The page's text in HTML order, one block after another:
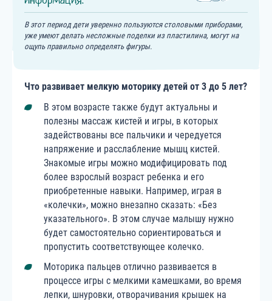
В этот период дети уверенно пользуются столовыми приборами,
уже умеют делать несложные поделки из пластилина, могут на
ощупь правильно определять фигуры.
Что развивает мелкую моторику детей от 3 до 5 лет?
В этом возрасте также будут актуальны и
полезны массаж кистей и игры, в которых
задействованы все пальчики и чередуется
напряжение и расслабление мышц кистей.
Знакомые игры можно модифицировать под
более взрослый возраст ребенка и его
приобретенные навыки. Например, играя в
«колечки», можно внезапно сказать: «Без
указательного». В этом случае малышу нужно
будет самостоятельно сориентироваться и
пропустить соответствующее колечко.
Моторика пальцев отлично развивается в
процессе игры с мелкими камешками, во время
лепки, шнуровки, отворачивания крышек на